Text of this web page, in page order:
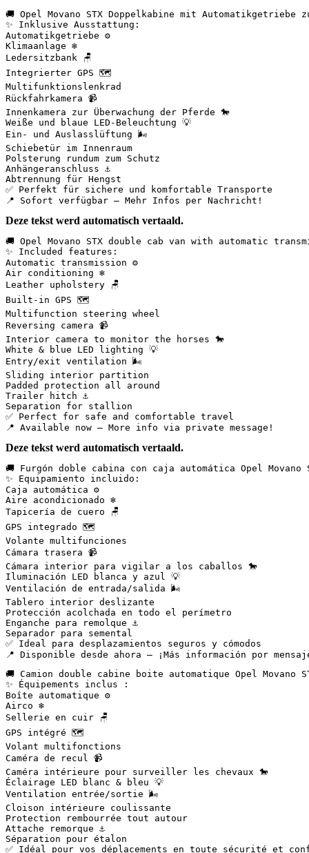
🚚 Opel Movano STX Doppelkabine mit
✨ Inklusive Ausstattung:
Automatikgetriebe ⚙️
Klimaanlage ❄️
Ledersitzbank 🪑
Integrierter GPS 🗺️
Multifunktionslenkrad
Rückfahrkamera 📹
Innenkamera zur Überwachung der Pferde 🐎
Weiße und blaue LED-Beleuchtung 💡
Ein- und Auslasslüftung 🌬️
Schiebetür im Innenraum
Polsterung rundum zum Schutz
Anhängeranschluss ⚓
Abtrennung für Hengst
✅ Perfekt für sichere und komfortable Transporte
📍 Sofort verfügbar – Mehr Infos per Nachricht!
Deze tekst werd automatisch vertaald.
🚚 Opel Movano STX double cab van with automatic
✨ Included features:
Automatic transmission ⚙️
Air conditioning ❄️
Leather upholstery 🪑
Built-in GPS 🗺️
Multifunction steering wheel
Reversing camera 📹
Interior camera to monitor the horses 🐎
White & blue LED lighting 💡
Entry/exit ventilation 🌬️
Sliding interior partition
Padded protection all around
Trailer hitch ⚓
Separation for stallion
✅ Perfect for safe and comfortable travel
📍 Available now – More info via private message!
Deze tekst werd automatisch vertaald.
🚚 Furgón doble cabina con caja automática Opel
✨ Equipamiento incluido:
Caja automática ⚙️
Aire acondicionado ❄️
Tapicería de cuero 🪑
GPS integrado 🗺️
Volante multifunciones
Cámara trasera 📹
Cámara interior para vigilar a los caballos 🐎
Iluminación LED blanca y azul 💡
Ventilación de entrada/salida 🌬️
Tablero interior deslizante
Protección acolchada en todo el perímetro
Enganche para remolque ⚓
Separador para semental
✅ Ideal para desplazamientos seguros y cómodos
📍 Disponible desde ahora – ¡Más información por
🚚 Camion double cabine boite automatique Opel
✨ Équipements inclus :
Boîte automatique ⚙️
Airco ❄️
Sellerie en cuir 🪑
GPS intégré 🗺️
Volant multifonctions
Caméra de recul 📹
Caméra intérieure pour surveiller les chevaux 🐎
Éclairage LED blanc & bleu 💡
Ventilation entrée/sortie 🌬️
Cloison intérieure coulissante
Protection rembourrée tout autour
Attache remorque ⚓
Séparation pour étalon
✅ Idéal pour vos déplacements en toute sécurité et